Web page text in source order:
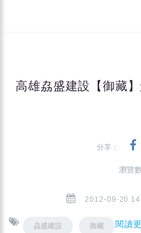
高雄劦盛建設【御藏
分享：
瀏覽
2012-09-20
劦盛建設 御藏 閱讀